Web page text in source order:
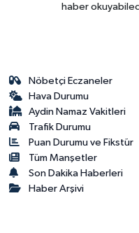
haber
Nöbetçi Eczaneler
Hava Durumu
Aydin Namaz Vakitleri
Trafik Durumu
Puan Durumu ve Fikstür
Tüm Manşetler
Son Dakika Haberleri
Haber Arşivi